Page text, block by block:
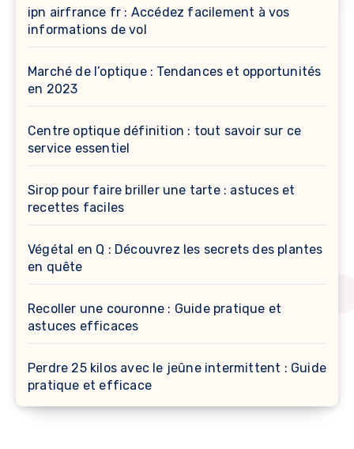
ipn airfrance fr : Accédez facilement à vos
informations de vol
Marché de l’optique : Tendances et opportunités
en 2023
Centre optique définition : tout savoir sur ce
service essentiel
Sirop pour faire briller une tarte : astuces et
recettes faciles
Végétal en Q : Découvrez les secrets des plantes
en quête
Recoller une couronne : Guide pratique et
astuces efficaces
Perdre 25 kilos avec le jeûne intermittent : Guide
pratique et efficace